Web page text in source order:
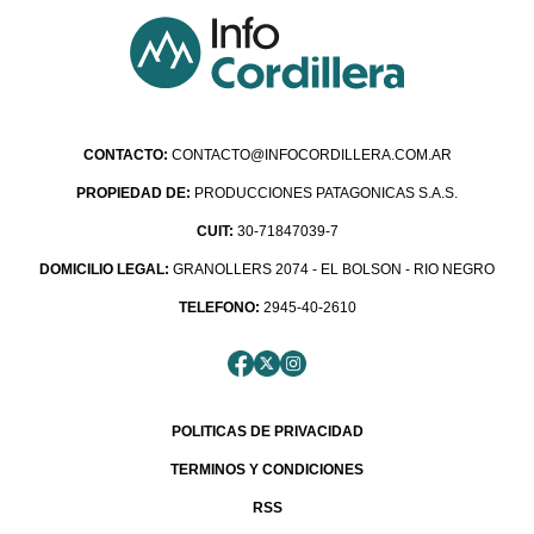
CONTACTO: CONTACTO@INFOCORDILLERA.COM.AR
PROPIEDAD DE: PRODUCCIONES PATAGONICAS S.A.S.
CUIT: 30-71847039-7
DOMICILIO LEGAL: GRANOLLERS 2074 - EL BOLSON - RIO NEGRO
TELEFONO: 2945-40-2610
POLITICAS DE PRIVACIDAD
TERMINOS Y CONDICIONES
RSS